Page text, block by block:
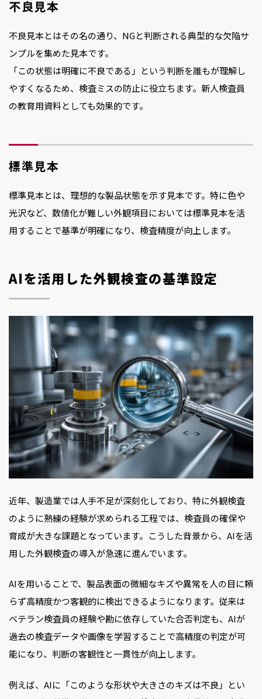
不良見本
不良見本とはその名の通り、NGと判断される典型的な欠陥サ
ンプルを集めた見本です。
「この状態は明確に不良である」という判断を誰もが理解し
やすくなるため、検査ミスの防止に役立ちます。新人検査員
の教育用資料としても効果的です。
標準見本
標準見本とは、理想的な製品状態を示す見本です。特に色や
光沢など、数値化が難しい外観項目においては標準見本を活
用することで基準が明確になり、検査精度が向上します。
AIを活用した外観検査の基準設定
近年、製造業では人手不足が深刻化しており、特に外観検査
のように熟練の経験が求められる工程では、検査員の確保や
育成が大きな課題となっています。こうした背景から、AIを活
用した外観検査の導入が急速に進んでいます。
AIを用いることで、製品表面の微細なキズや異常を人の目に頼
らず高精度かつ客観的に検出できるようになります。従来は
ベテラン検査員の経験や勘に依存していた合否判定も、AIが
過去の検査データや画像を学習することで高精度の判定が可
能になり、判断の客観性と一貫性が向上します。
例えば、AIに「このような形状や大きさのキズは不良」とい